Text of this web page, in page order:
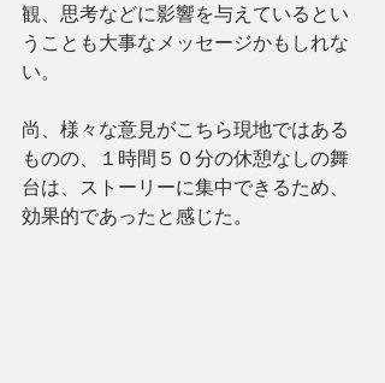
観、思考などに影響を与えているとい
うことも大事なメッセージかもしれな
い。
尚、様々な意見がこちら現地ではある
ものの、１時間５０分の休憩なしの舞
台は、ストーリーに集中できるため、
効果的であったと感じた。